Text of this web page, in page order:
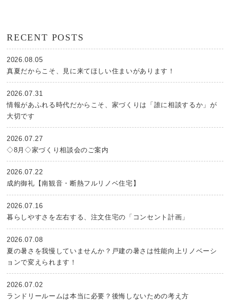
RECENT POSTS
2026.08.05
真夏だからこそ、見に来てほしい住まいがあります！
2026.07.31
情報があふれる時代だからこそ、家づくりは「誰に相談するか」が
大切です
2026.07.27
◇8月◇家づくり相談会のご案内
2026.07.22
成約御礼【南観音・断熱フルリノベ住宅】
2026.07.16
暮らしやすさを左右する、注文住宅の「コンセント計画」
2026.07.08
夏の暑さを我慢していませんか？戸建の暑さは性能向上リノベーシ
ョンで変えられます！
2026.07.02
ランドリールームは本当に必要？後悔しないための考え方